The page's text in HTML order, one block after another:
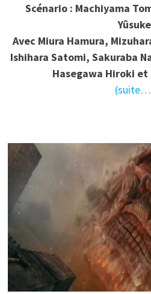
Scénario : Machiyama
Yûsuke
Avec Miura Hamura,
Ishihara Satomi, Sakuraba
Hasegawa Hiroki et